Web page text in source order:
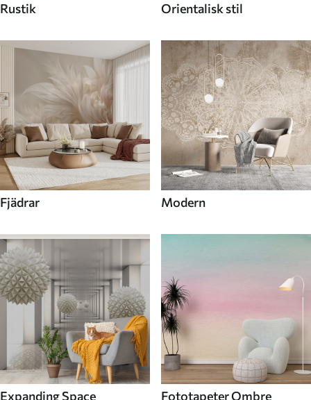
Rustik Orientalisk stil
Fjädrar Modern
Expanding Space Fototapeter Ombre